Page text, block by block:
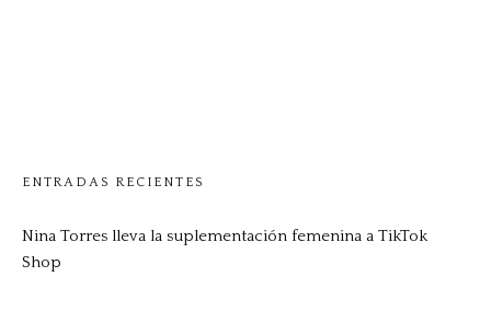
ENTRADAS RECIENTES
Nina Torres lleva la suplementación femenina a TikTok
Shop